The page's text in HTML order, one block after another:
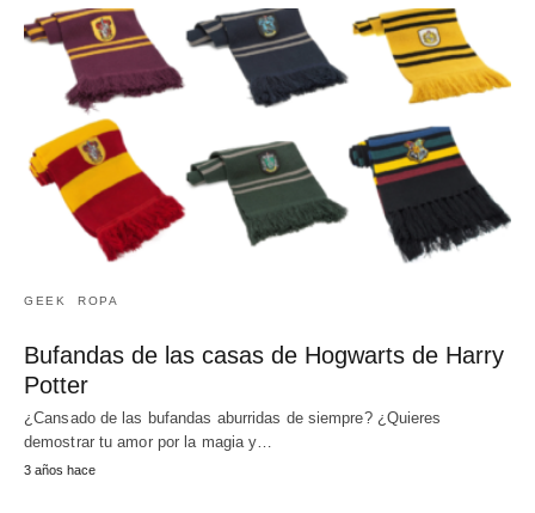
GEEK ROPA
Bufandas de las casas de Hogwarts de Harry
Potter
¿Cansado de las bufandas aburridas de siempre? ¿Quieres
demostrar tu amor por la magia y…
3 años hace